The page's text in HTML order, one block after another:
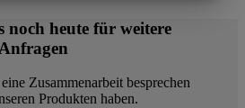
noch heute für weitere
Zusammenarbeit besprechen
Produkten haben.